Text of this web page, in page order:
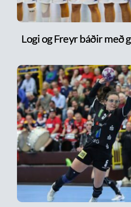
Logi og Freyr báðir með